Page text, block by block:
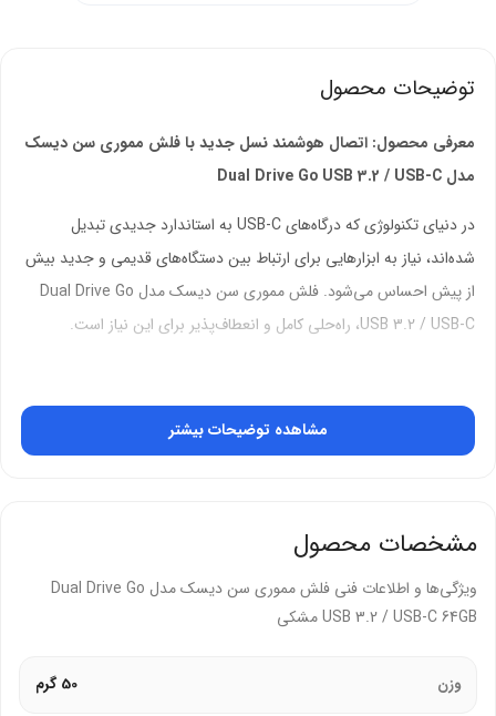
توضیحات محصول
معرفی محصول: اتصال هوشمند نسل جدید با فلش مموری سن دیسک
مدل Dual Drive Go USB 3.2 / USB-C
در دنیای تکنولوژی که درگاه‌های USB-C به استاندارد جدیدی تبدیل
شده‌اند، نیاز به ابزارهایی برای ارتباط بین دستگاه‌های قدیمی و جدید بیش
از پیش احساس می‌شود. فلش مموری سن دیسک مدل Dual Drive Go
USB 3.2 / USB-C، راه‌حلی کامل و انعطاف‌پذیر برای این نیاز است.
را به سرعت بین گوشی‌های هوشمند، تبلت‌ها، لپ‌تاپ‌های جدید و
کامپیوترهای رومیزی جابجا کنید.
درگاه‌های Type-C و USB-A، دیگر نگران پر شدن حافظه گوشی یا عدم
سازگاری با لپ‌تاپ نباشید.
مشاهده توضیحات بیشتر
مشخصات محصول
ویژگی‌ها و اطلاعات فنی فلش مموری سن دیسک مدل Dual Drive Go
USB 3.2 / USB-C 64GB مشکی
وزن 50 گرم